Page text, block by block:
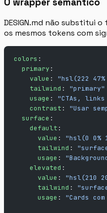
DESIGN.md não substitui
os mesmos tokens com
colors :
  primary
:
    value
: "hsl(222 47%
    tailwind
: "primary"
    usage
: "CTAs, links
    contrast
: "Usar
  surface
:
    default
:
      value
: "hsl(0 0%
      tailwind
:
      usage
:
    elevated
:
      value
: "hsl(210
      tailwind
:
      usage
: "Cards